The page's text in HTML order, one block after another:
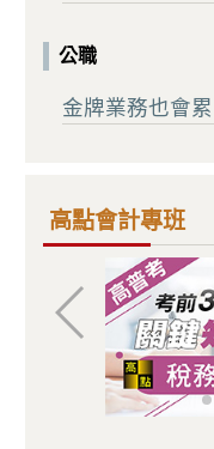
公職
金牌業務也會
高點會計專班